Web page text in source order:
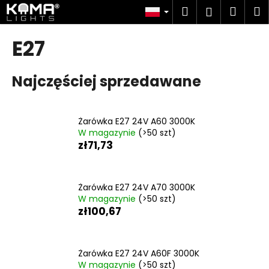
Przejść
do
treści
SzukajZaloguj
E27
Najczęściej sprzedawane
Żarówka E27 24V A60 3000K
W magazynie (>50 szt)
zł71,73
Żarówka E27 24V A70 3000K
W magazynie (>50 szt)
zł100,67
Żarówka E27 24V A60F 3000K
W magazynie (>50 szt)
K
o
powrotem
powrotem
z